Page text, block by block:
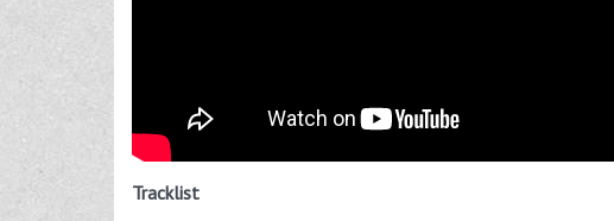
Tracklist